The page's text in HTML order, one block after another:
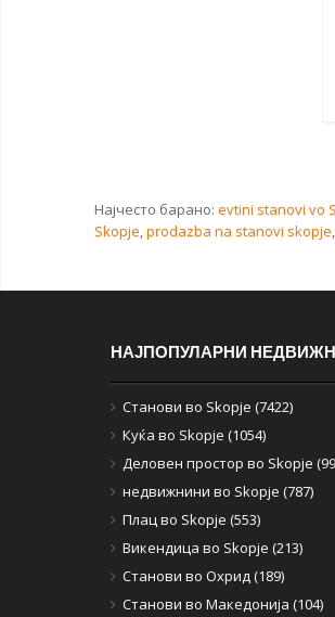
Најчесто барано: evtini stanovi vo
Skopje,prodazba na stanovi skopje,
НАЈПОПУЛАРНИ
Станови во Skopje (7422)
Куќа во Skopje (1054)
Деловен простор во Skopje
недвижнини во Skopje (787)
Плац во Skopje (553)
Викендица во Skopje (213)
Станови во Охрид (189)
Станови во Македонија (104)